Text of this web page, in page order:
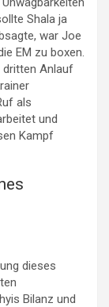
Shala ja
war Joe
EM zu boxen.
dritten Anlauf
als
und
Kampf
dieses
Bilanz und